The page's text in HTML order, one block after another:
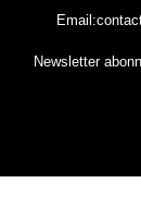
Newsletter